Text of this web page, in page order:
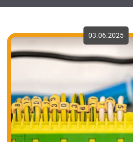
03.06.2025